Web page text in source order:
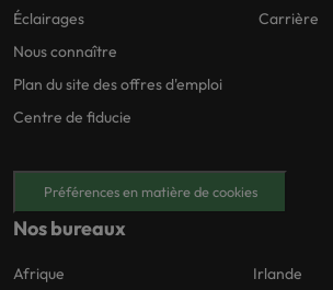
Éclairages
Nous connaître
Plan du site des offres d'emploi
Centre de fiducie
Carrière
Préférences en matière de cookies
Nos bureaux
Afrique
Irlande